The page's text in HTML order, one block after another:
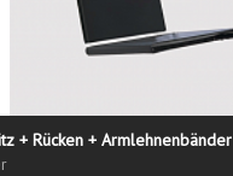
+ Rücken + Armlehnenbänder